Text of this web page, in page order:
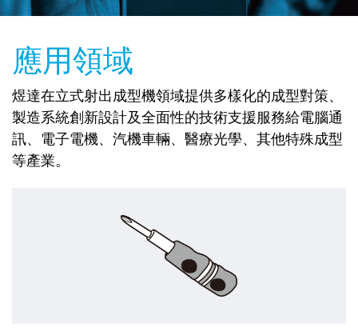
應用領域
煜達在立式射出成型機領域提供多樣化的成型對策、
製造系統創新設計及全面性的技術支援服務給電腦通
訊、電子電機、汽機車輛、醫療光學、其他特殊成型
等產業。